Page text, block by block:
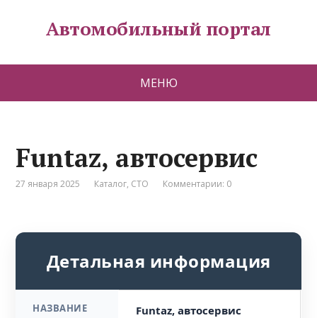
Автомобильный портал
МЕНЮ
Funtaz, автосервис
27 января 2025 Каталог, СТО Комментарии: 0
Детальная информация
НАЗВАНИЕ Funtaz, автосервис